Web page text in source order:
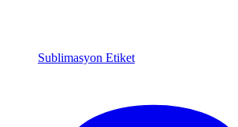
Sublimasyon Etiket